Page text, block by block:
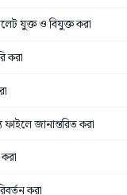
যুক্ত ও বিযুক্ত করা
করা
জানান্তরিত করা
করা
করা